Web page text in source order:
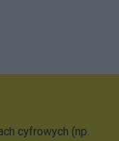
cyfrowych (np.